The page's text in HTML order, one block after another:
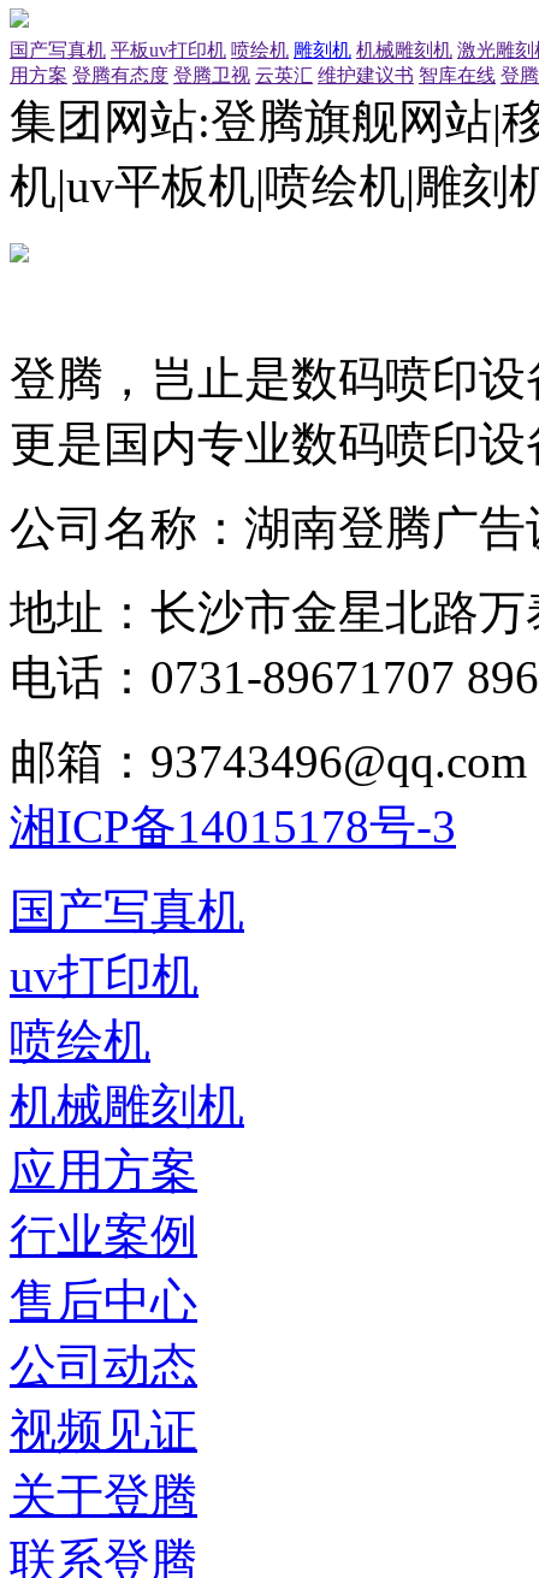
国产写真机 平板uv打印机 喷绘机 雕刻机 机械雕刻机 激光雕刻
用方案 登腾有态度 登腾卫视 云英汇 维护建议书 智库在线 登
集团网站:登腾旗舰网站|
机|uv平板机|喷绘机|雕刻
登腾，岂止是数码喷印
更是国内专业数码喷印
公司名称：湖南登腾广
地址：长沙市金星北路万
电话：0731-89671707
邮箱：93743496@qq.com
湘ICP备14015178号-3
国产写真机
uv打印机
喷绘机
机械雕刻机
应用方案
行业案例
售后中心
公司动态
视频见证
关于登腾
联系登腾